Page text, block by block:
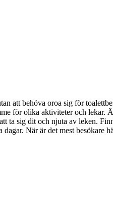
att behöva oroa sig för
för olika aktiviteter och lekar.
ta sig dit och njuta av leken.
När är det mest besökare